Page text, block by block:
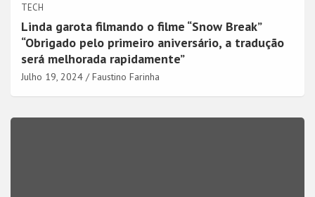
TECH
Linda garota filmando o filme “Snow Break”
“Obrigado pelo primeiro aniversário, a tradução
será melhorada rapidamente”
Julho 19, 2024 Faustino Farinha